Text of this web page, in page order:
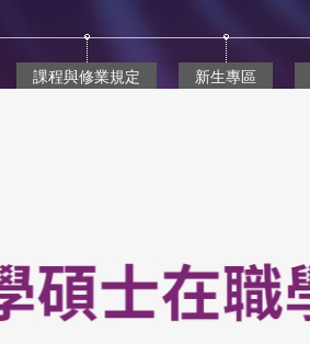
課程與修業規定 新生專區